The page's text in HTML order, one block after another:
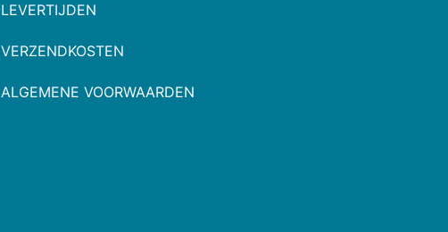
LEVERTIJDEN
VERZENDKOSTEN
ALGEMENE VOORWAARDEN